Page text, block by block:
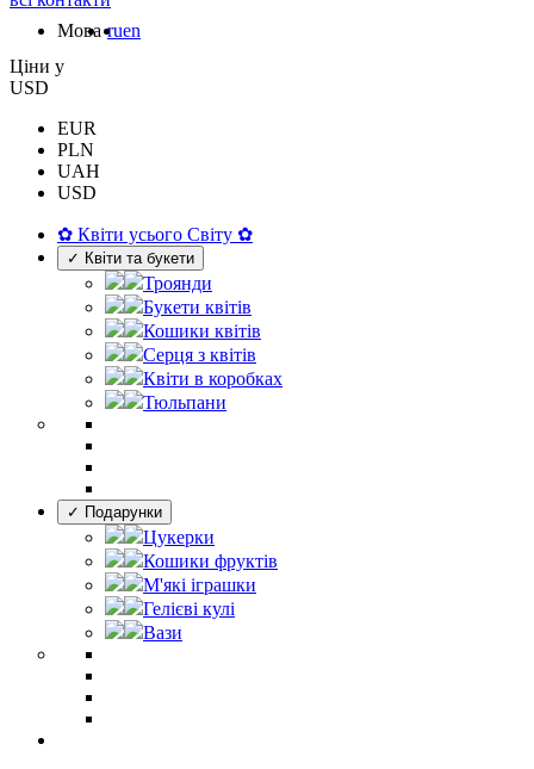
Мова ruen
Цiни у
USD
EUR
PLN
UAH
USD
✿ Квіти усього Світу ✿
✓ Квіти та букети
Троянди
Букети квітів
Кошики квітів
Серця з квітів
Квіти в коробках
Тюльпани
✓ Подарунки
Цукерки
Кошики фруктів
М'які іграшки
Гелієві кулі
Вази